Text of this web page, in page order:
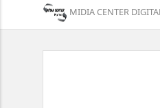
MIDIA CENTER